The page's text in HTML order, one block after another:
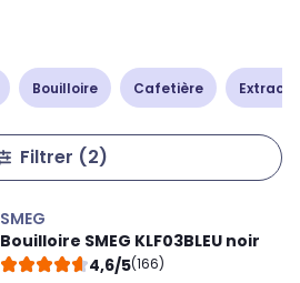
Bouilloire Cafetière
Filtrer (2)
SMEG
Bouilloire SMEG KLF03BLEU noir
4,6/5(166)